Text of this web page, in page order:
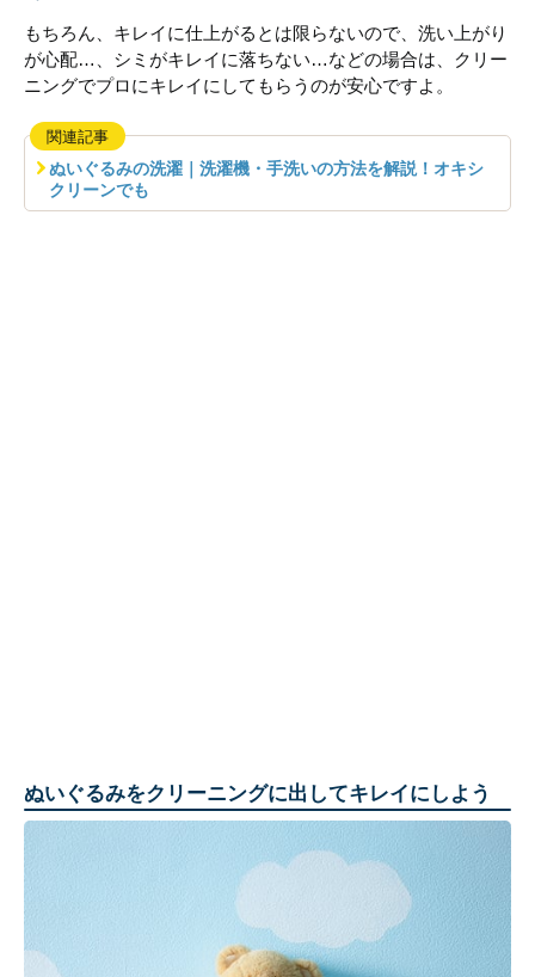
もちろん、キレイに仕上がるとは限らないので、洗い上がり
が心配…、シミがキレイに落ちない…などの場合は、クリー
ニングでプロにキレイにしてもらうのが安心ですよ。
関連記事
ぬいぐるみの洗濯｜洗濯機・手洗いの方法を解説！オキシ
クリーンでも
ぬいぐるみをクリーニングに出してキレイにしよう